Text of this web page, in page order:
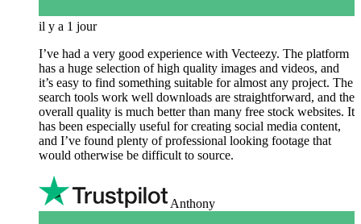
il y a 1 jour
I’ve had a very good experience with Vecteezy. The platform
has a huge selection of high quality images and videos, and
it’s easy to find something suitable for almost any project. The
search tools work well downloads are straightforward, and the
overall quality is much better than many free stock websites. It
has been especially useful for creating social media content,
and I’ve found plenty of professional looking footage that
would otherwise be difficult to source.
Anthony